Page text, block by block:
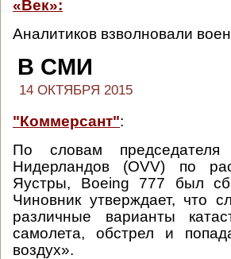
«Век»:
Аналитиков взволновали
В СМИ
14 ОКТЯБРЯ 2015
"Коммерсант":
По словам председателя
Нидерландов (OVV) по
Яустры, Boeing 777 был
Чиновник утверждает, что
различные варианты
самолета, обстрел и
воздух».